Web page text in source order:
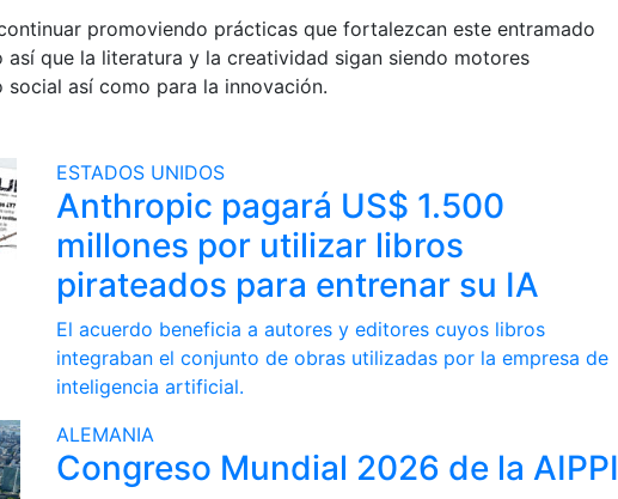
promoviendo prácticas que fortalezcan este entramado
así que la literatura y la creatividad sigan siendo motores
social así como para la innovación.
ESTADOS UNIDOS
Anthropic pagará US$ 1.500
millones por utilizar libros
pirateados para entrenar su IA
El acuerdo beneficia a autores y editores cuyos libros
integraban el conjunto de obras utilizadas por la empresa de
inteligencia artificial.
ALEMANIA
Congreso Mundial 2026 de la AIPPI